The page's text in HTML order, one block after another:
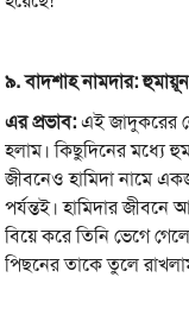
৯.বাদশাহনামদার:
এরপ্রভাব:এই জাদুকরের
হলাম। কিছুদিনের মধ্যে
জীবনেও হামিদা নামে
পর্যন্তই। হামিদার
বিয়ে করে তিনি ভেগে
পিছনের তাকে তুলে